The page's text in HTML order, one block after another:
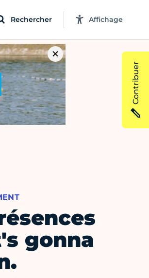
Rechercher Affichage
gonna
Contribuer